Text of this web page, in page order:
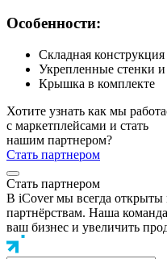
Особенности:
Складная конструкция
Укрепленные стенки
Крышка в комплекте
Хотите узнать как мы
с маркетплейсами и стать
нашим партнером?
Стать партнером
Стать партнером
В iCover мы всегда открыты
партнёрствам. Наша
ваш бизнес и увеличить